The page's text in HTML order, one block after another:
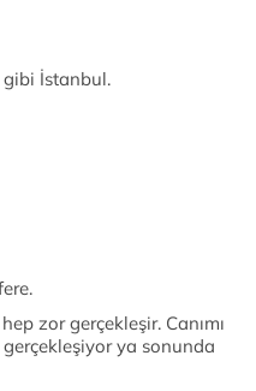
gibi İstanbul.
zor gerçekleşir. Canımı
ya sonunda